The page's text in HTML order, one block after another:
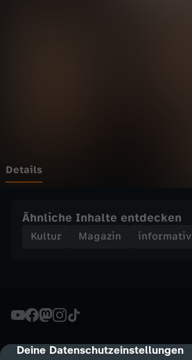
cmp-dialog-description
Deine Datenschutzeinstellungen
p
d
m
i
Details
Ähnliche Inhalte entdecken
Kultur Magazin informativ